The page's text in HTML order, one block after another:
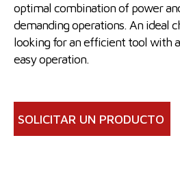
optimal combination of power
demanding operations. An ideal
looking for an efficient tool with
easy operation.
SOLICITAR UN PRODUCTO